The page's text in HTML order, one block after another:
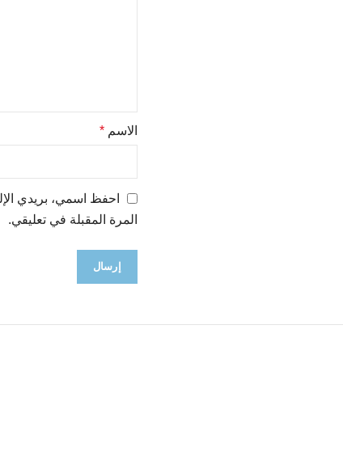
الاسم *
احفظ اسمي، بريدي
المرة المقبلة في تعليقي.